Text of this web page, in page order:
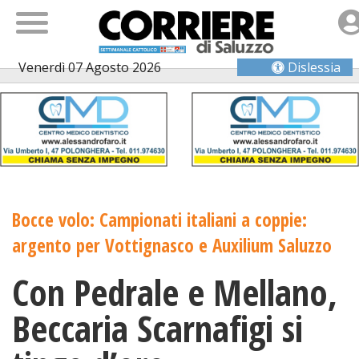
Venerdì 07 Agosto 2026 Dislessia
Bocce volo: Campionati italiani a coppie:
argento per Vottignasco e Auxilium Saluzzo
Con Pedrale e Mellano,
Beccaria Scarnafigi si